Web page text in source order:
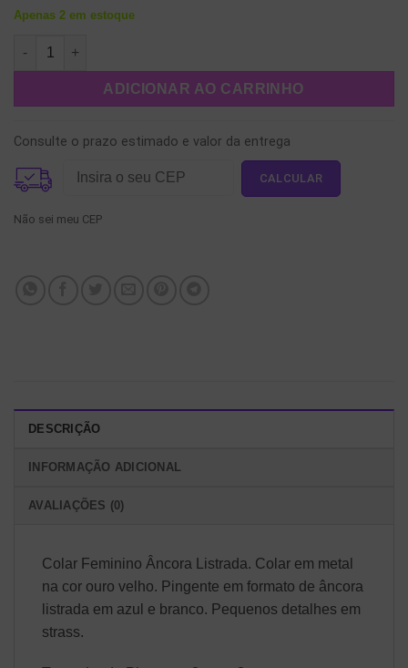
Apenas 2 em estoque
Colar Feminino Âncora Listrada quantidade
ADICIONAR AO CARRINHO
Consulte o prazo estimado e valor da entrega
Não sei meu CEP
DESCRIÇÃO
INFORMAÇÃO ADICIONAL
AVALIAÇÕES (0)
Colar Feminino Âncora Listrada. Colar em metal
na cor ouro velho. Pingente em formato de âncora
listrada em azul e branco. Pequenos detalhes em
strass.